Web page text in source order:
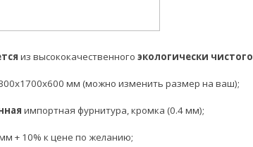
из высококачественного экологически чистого
мм (можно изменить размер на ваш);
импортная фурнитура, кромка (0.4 мм);
+ 10% к цене по желанию;